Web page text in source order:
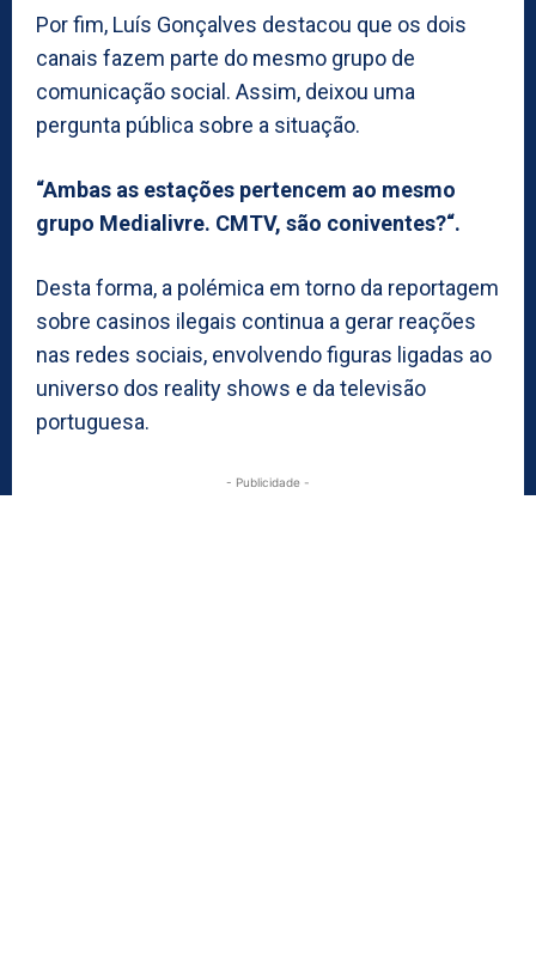
Por fim, Luís Gonçalves destacou que os dois
canais fazem parte do mesmo grupo de
comunicação social. Assim, deixou uma
pergunta pública sobre a situação.
“Ambas as estações pertencem ao mesmo
grupo Medialivre. CMTV, são coniventes?“.
Desta forma, a polémica em torno da reportagem
sobre casinos ilegais continua a gerar reações
nas redes sociais, envolvendo figuras ligadas ao
universo dos reality shows e da televisão
portuguesa.
- Publicidade -